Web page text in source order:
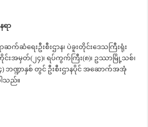
ာ
ဆံရေးဦးစီးဌာန၊ ပဲခူးတိုင်းဒေသကြီးရုံး
တိုင်းအမှတ်(၂၄)၊ ရပ်ကွက်ကြီး(၈)၊ ဥဿာမြို့သစ်၊
) ဘဏ္ဍာနှစ် တွင် ဦးစီးဌာနပိုင် အဆောက်အအုံ
သည်။